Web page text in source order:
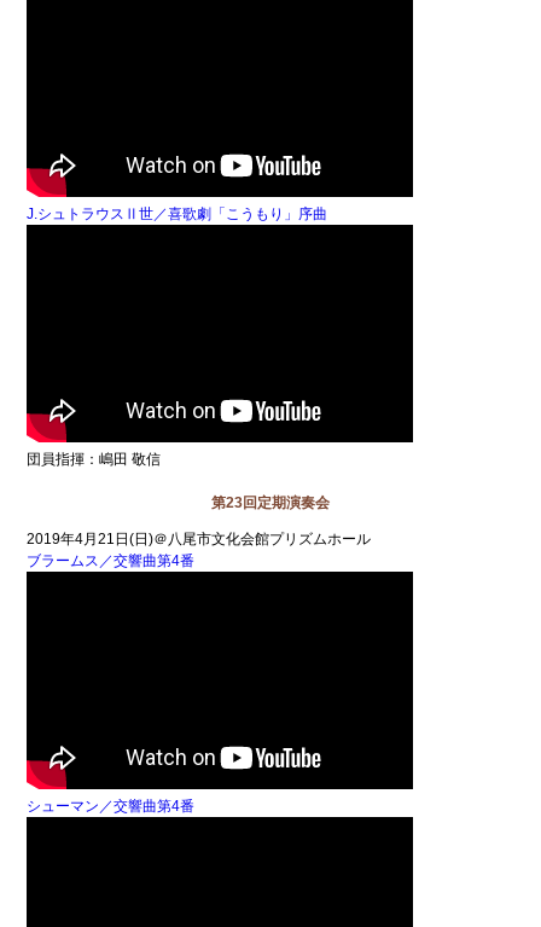
J.シュトラウスⅡ世／喜歌劇「こうもり」序曲
団員指揮：嶋田 敬信
第23回定期演奏会
2019年4月21日(日)＠八尾市文化会館プリズムホール
ブラームス／交響曲第4番
シューマン／交響曲第4番